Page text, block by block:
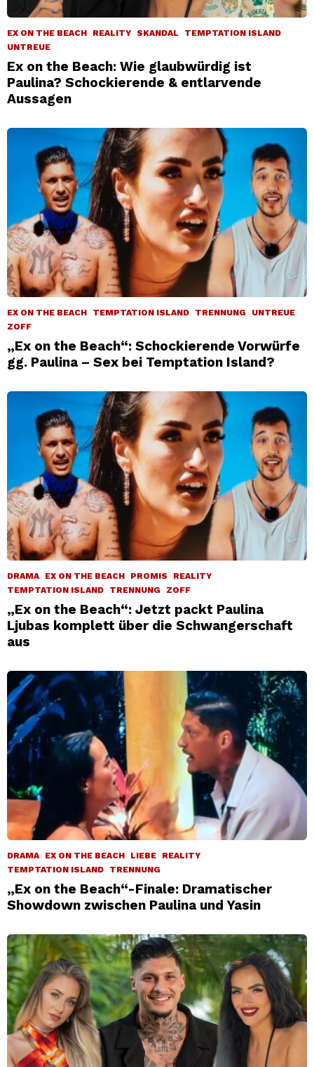
EX ON THE BEACH REALITY SKANDAL
TEMPTATION ISLAND
UNTREUE
Ex on the Beach: Wie glaubwürdig ist
Paulina? Schockierende & entlarvende
Aussagen
EX ON THE BEACH TEMPTATION ISLAND TRENNUNG
UNTREUE
ZOFF
„Ex on the Beach“: Schockierende Vorwürfe
gg. Paulina – Sex bei Temptation Island?
DRAMA EX ON THE BEACH PROMIS
REALITY
TEMPTATION ISLAND
TRENNUNG ZOFF
„Ex on the Beach“: Jetzt packt Paulina
Ljubas komplett über die Schwangerschaft
aus
DRAMA EX ON THE BEACH LIEBE
REALITY
TEMPTATION ISLAND
TRENNUNG
„Ex on the Beach“-Finale: Dramatischer
Showdown zwischen Paulina und Yasin